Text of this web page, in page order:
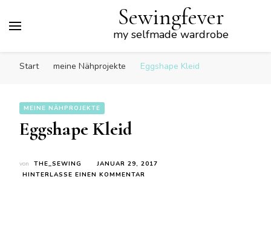
Sewingfever
my selfmade wardrobe
Start meine Nähprojekte Eggshape Kleid
MEINE NÄHPROJEKTE
Eggshape Kleid
von THE_SEWING
JANUAR 29, 2017
HINTERLASSE EINEN KOMMENTAR